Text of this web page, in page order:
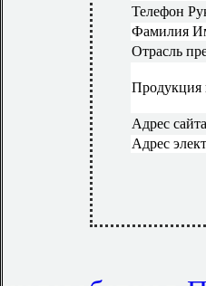
Телефон
Фамилия
Отрасль
Продукция
Адрес
Адрес